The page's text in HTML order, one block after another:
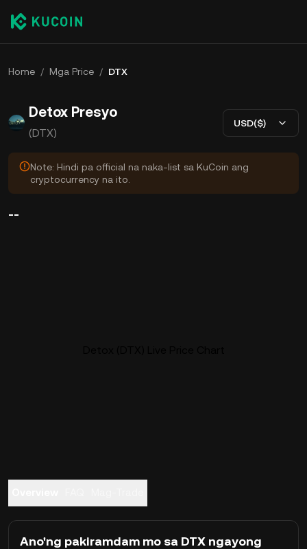
Home / Mga Price / DTX
Detox Presyo
(DTX)
USD($)
Note: Hindi pa official na naka-list sa KuCoin ang
cryptocurrency na ito.
--
Ano'ng pakiramdam mo sa DTX ngayong